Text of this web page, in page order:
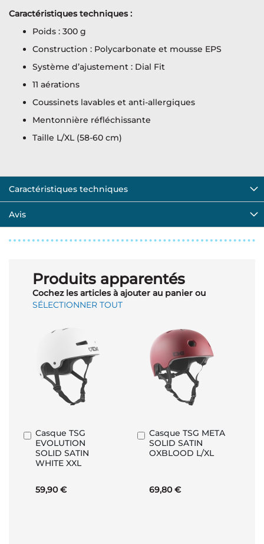
Caractéristiques techniques :
Poids : 300 g
Construction : Polycarbonate et mousse EPS
Système d’ajustement : Dial Fit
11 aérations
Coussinets lavables et anti-allergiques
Mentonnière réfléchissante
Taille L/XL (58-60 cm)
Caractéristiques techniques
Avis
Produits apparentés
Cochez les articles à ajouter au panier ou
SÉLECTIONNER TOUT
Casque TSG
EVOLUTION
SOLID SATIN
WHITE XXL
59,90 €
Ajouter
au
panier
Casque TSG META
SOLID SATIN
OXBLOOD L/XL
69,80 €
Ajouter
au
panier